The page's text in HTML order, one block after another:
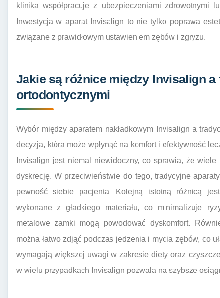
klinika współpracuje z ubezpieczeniami zdrowotnymi
Inwestycja w aparat Invisalign to nie tylko poprawa
związane z prawidłowym ustawieniem zębów i zgryzu.
Jakie są różnice między Invisalign
ortodontycznymi
Wybór między aparatem nakładkowym Invisalign a
decyzja, która może wpłynąć na komfort i efektywność
Invisalign jest niemal niewidoczny, co sprawia, że
dyskrecję. W przeciwieństwie do tego, tradycyjne
pewność siebie pacjenta. Kolejną istotną różnicą
wykonane z gładkiego materiału, co minimalizuje
metalowe zamki mogą powodować dyskomfort.
można łatwo zdjąć podczas jedzenia i mycia zębów, co
wymagają większej uwagi w zakresie diety oraz
w wielu przypadkach Invisalign pozwala na szybsze